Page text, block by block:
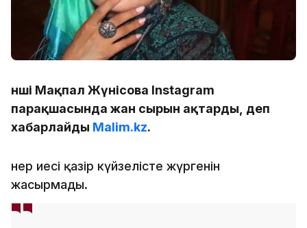
Әнші Мақпал Жүнісова Instagram
парақшасында жан сырын ақтарды, деп
хабарлайды Malim.kz.
Өнер иесі қазір күйзелісте жүргенін
жасырмады.